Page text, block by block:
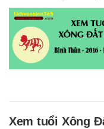
Xem tuổi Xông